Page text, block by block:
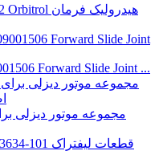
Forward Slide Joint ...